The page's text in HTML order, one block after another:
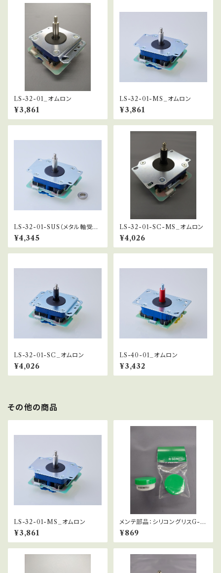
LS-32-01_オムロン
¥3,861
LS-32-01-MS_オムロン
¥3,861
LS-32-01-SUS（メタル軸受仕
様）
¥4,345
LS-32-01-SC-MS_オムロン
¥4,026
LS-32-01-SC_オムロン
¥4,026
LS-40-01_オムロン
¥3,432
その他の商品
LS-32-01-MS_オムロン
¥3,861
メンテ部品：シリコングリスG-5
01（10g）
¥869